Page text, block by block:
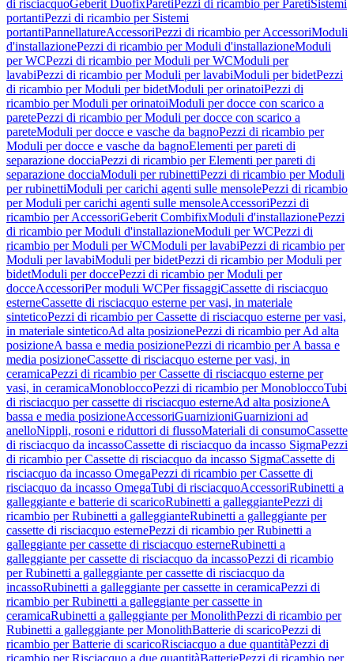
di risciacquoGeberit DuofixParetiPezzi di ricambio per ParetiSistemi
portantiPezzi di ricambio per Sistemi
portantiPannellatureAccessoriPezzi di ricambio per AccessoriModuli
d'installazionePezzi di ricambio per Moduli d'installazioneModuli
per WCPezzi di ricambio per Moduli per WCModuli per
lavabiPezzi di ricambio per Moduli per lavabiModuli per bidetPezzi
di ricambio per Moduli per bidetModuli per orinatoiPezzi di
ricambio per Moduli per orinatoiModuli per docce con scarico a
paretePezzi di ricambio per Moduli per docce con scarico a
pareteModuli per docce e vasche da bagnoPezzi di ricambio per
Moduli per docce e vasche da bagnoElementi per pareti di
separazione docciaPezzi di ricambio per Elementi per pareti di
separazione docciaModuli per rubinettiPezzi di ricambio per Moduli
per rubinettiModuli per carichi agenti sulle mensolePezzi di ricambio
per Moduli per carichi agenti sulle mensoleAccessoriPezzi di
ricambio per AccessoriGeberit CombifixModuli d'installazionePezzi
di ricambio per Moduli d'installazioneModuli per WCPezzi di
ricambio per Moduli per WCModuli per lavabiPezzi di ricambio per
Moduli per lavabiModuli per bidetPezzi di ricambio per Moduli per
bidetModuli per doccePezzi di ricambio per Moduli per
docceAccessoriPer moduli WCPer fissaggiCassette di risciacquo
esterneCassette di risciacquo esterne per vasi, in materiale
sinteticoPezzi di ricambio per Cassette di risciacquo esterne per vasi,
in materiale sinteticoAd alta posizionePezzi di ricambio per Ad alta
posizioneA bassa e media posizionePezzi di ricambio per A bassa e
media posizioneCassette di risciacquo esterne per vasi, in
ceramicaPezzi di ricambio per Cassette di risciacquo esterne per
vasi, in ceramicaMonobloccoPezzi di ricambio per MonobloccoTubi
di risciacquo per cassette di risciacquo esterneAd alta posizioneA
bassa e media posizioneAccessoriGuarnizioniGuarnizioni ad
anelloNippli, rosoni e riduttori di flussoMateriali di consumoCassette
di risciacquo da incassoCassette di risciacquo da incasso SigmaPezzi
di ricambio per Cassette di risciacquo da incasso SigmaCassette di
risciacquo da incasso OmegaPezzi di ricambio per Cassette di
risciacquo da incasso OmegaTubi di risciacquoAccessoriRubinetti a
galleggiante e batterie di scaricoRubinetti a galleggiantePezzi di
ricambio per Rubinetti a galleggianteRubinetti a galleggiante per
cassette di risciacquo esternePezzi di ricambio per Rubinetti a
galleggiante per cassette di risciacquo esterneRubinetti a
galleggiante per cassette di risciacquo da incassoPezzi di ricambio
per Rubinetti a galleggiante per cassette di risciacquo da
incassoRubinetti a galleggiante per cassette in ceramicaPezzi di
ricambio per Rubinetti a galleggiante per cassette in
ceramicaRubinetti a galleggiante per MonolithPezzi di ricambio per
Rubinetti a galleggiante per MonolithBatterie di scaricoPezzi di
ricambio per Batterie di scaricoRisciacquo a due quantitàPezzi di
ricambio per Risciacquo a due quantitàBatteriePezzi di ricambio per